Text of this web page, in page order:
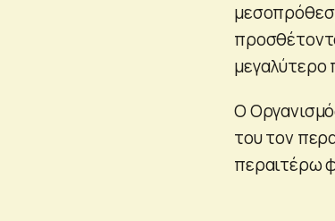
μεγαλύτερο
Ο
του τον
περαιτέρω